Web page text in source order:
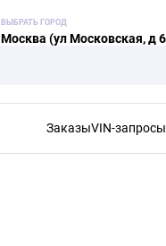
ВЫБРАТЬ ГОРОД
Москва (ул Московская, д
ЗаказыVIN-запросы